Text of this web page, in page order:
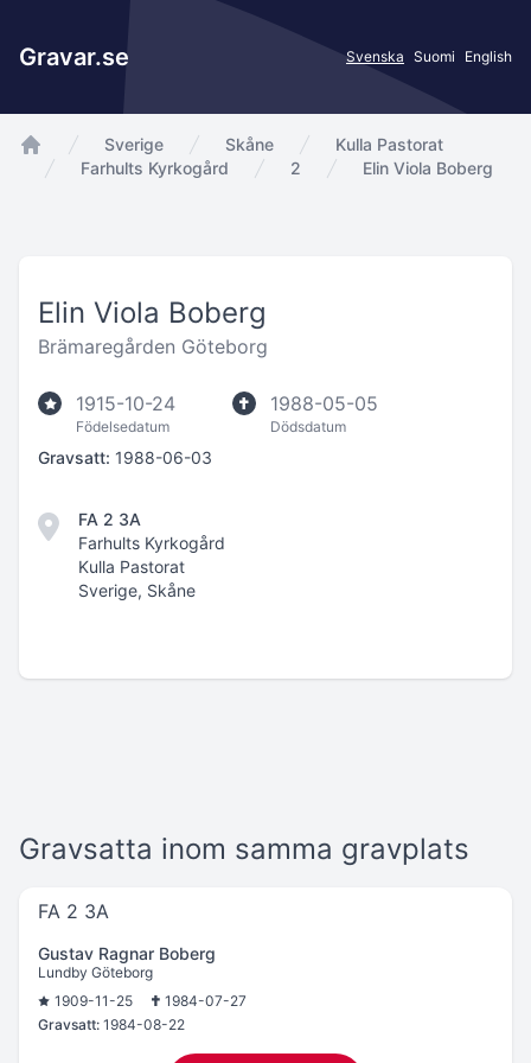
Gravar.se Svenska Suomi English
app.Start
Sverige Skåne
Kulla Pastorat
Farhults Kyrkogård
2 Elin Viola Boberg
Elin Viola Boberg
Brämaregården Göteborg
1915-10-24
Födelsedatum
1988-05-05
Dödsdatum
Gravsatt: 1988-06-03
FA 2 3A
Farhults Kyrkogård
Kulla Pastorat
Sverige, Skåne
Gravsatta inom samma gravplats
FA 2 3A
Gustav Ragnar Boberg
Lundby Göteborg
1909-11-25
1984-07-27
Gravsatt: 1984-08-22